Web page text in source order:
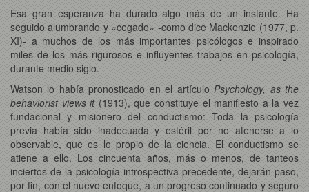
Esa gran esperanza ha durado algo más de un instante. Ha
seguido alumbrando y «cegado» -como dice Mackenzie (1977, p.
XI)- a muchos de los más importantes psicólogos e inspirado
miles de los más rigurosos e influyentes trabajos en psicología,
durante medio siglo.
Watson lo había pronosticado en el artículoPsychology, as the
behaviorist views it (1913), que constituye el manifiesto a la vez
fundacional y misionero del conductismo: Toda la psicología
previa había sido inadecuada y estéril por no atenerse a lo
observable, que es lo propio de la ciencia. El conductismo se
atiene a ello. Los cincuenta años, más o menos, de tanteos
inciertos de la psicología introspectiva precedente, dejarán paso,
por fin, con el nuevo enfoque, a un progreso continuado y seguro